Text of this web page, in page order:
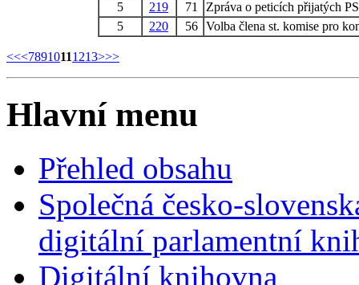
5
219 71
Zpráva o peticích přijatých
5
220 56 Volba člena st. komise pro
<<<78910111213>>>
Hlavní menu
Přehled obsahu
Společná česko-
digitální parlamentní
Digitální knihovna